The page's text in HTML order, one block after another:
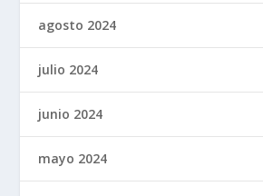
agosto 2024
julio 2024
junio 2024
mayo 2024